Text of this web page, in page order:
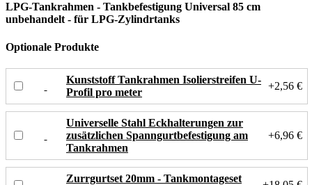
LPG-Tankrahmen - Tankbefestigung Universal 85 cm
unbehandelt - für LPG-Zylindrtanks
Optionale Produkte
Kunststoff Tankrahmen Isolierstreifen U-
Profil pro meter
+2,56 €
Universelle Stahl Eckhalterungen zur
zusätzlichen Spanngurtbefestigung am
Tankrahmen
+6,96 €
Zurrgurtset 20mm - Tankmontageset